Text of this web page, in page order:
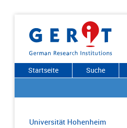
Startseite Suche
Universität Hohenheim